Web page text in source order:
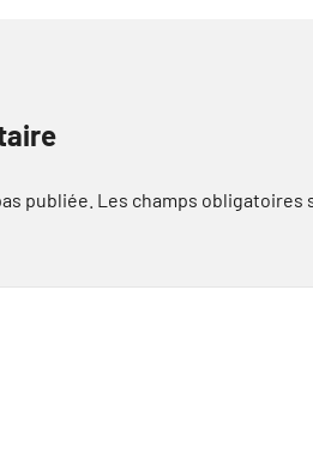
publiée. Les champs obligatoires